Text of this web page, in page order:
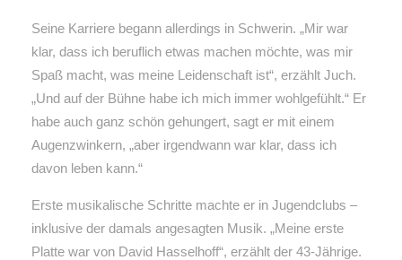
Seine Karriere begann allerdings in Schwerin. „Mir war
klar, dass ich beruflich etwas machen möchte, was mir
Spaß macht, was meine Leidenschaft ist“, erzählt Juch.
„Und auf der Bühne habe ich mich immer wohlgefühlt.“ Er
habe auch ganz schön gehungert, sagt er mit einem
Augenzwinkern, „aber irgendwann war klar, dass ich
davon leben kann.“
Erste musikalische Schritte machte er in Jugendclubs –
inklusive der damals angesagten Musik. „Meine erste
Platte war von David Hasselhoff“, erzählt der 43-Jährige.